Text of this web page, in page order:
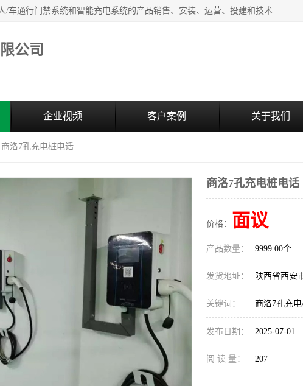
西安百成电子科技有限公司成立于2007年，主营智能人/车通行门禁系统和智能充电系统的产品销售、安装、运营、投建和技术服务为一体的高/新/技/术企业；主要产品有：智能停车场管理系统、车牌识别、汽车充电桩、两轮充电桩、道闸系统、门禁系统、人脸识别、通道闸、门禁管理系统、人行通道管理、车辆通行管理等。
公司
企业视频 客户案例 关于我们
洛7孔充电桩电话
商洛7孔充电桩电话
价格： 面议
产品数量： 9999.00个
发货地址： 陕西省西安
关键词： 商洛7孔充
发布日期： 2025-07-01
阅 读 量： 207